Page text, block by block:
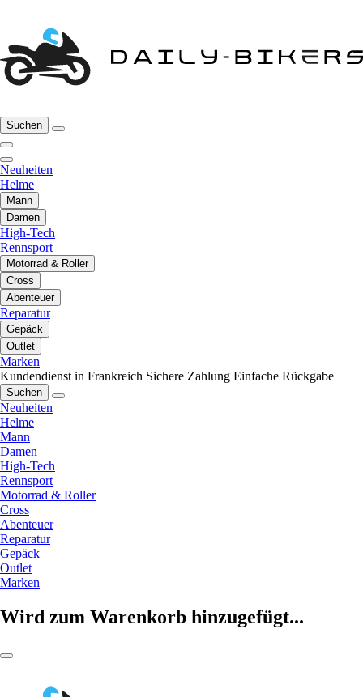
Suchen
Neuheiten
Helme
Mann
Damen
High-Tech
Rennsport
Motorrad & Roller
Cross
Abenteuer
Reparatur
Gepäck
Outlet
Marken
Kundendienst in Frankreich Sichere Zahlung Einfache Rückgabe
Suchen
Neuheiten
Helme
Mann
Damen
High-Tech
Rennsport
Motorrad & Roller
Cross
Abenteuer
Reparatur
Gepäck
Outlet
Marken
Wird zum Warenkorb hinzugefügt...